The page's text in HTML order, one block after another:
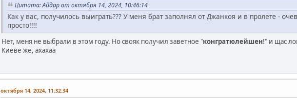
Цитата: Айдар от октября 14, 2024, 10:46:14
Как у вас, получилось выиграть??? У меня брат заполнял от Джанкоя и в пролёте -
просто!!!!
Нет, меня не выбрали в этом году. Но свояк получил заветное "конгратюлейшен!" и щас
Киеве же, ахахаа
октября 14, 2024, 11:32:34